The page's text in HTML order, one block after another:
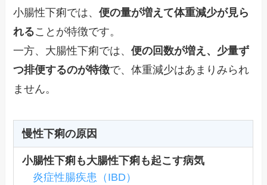
小腸性下痢では、便の量が増えて体重減少が見ら
れることが特徴です。
一方、大腸性下痢では、便の回数が増え、少量ず
つ排便するのが特徴で、体重減少はあまりみられ
ません。
慢性下痢の原因
小腸性下痢も大腸性下痢も起こす病気
炎症性腸疾患（IBD）